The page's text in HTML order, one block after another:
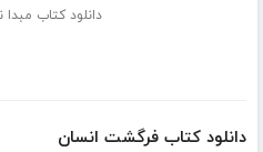
دانلود کتاب مبدا
دانلود کتاب فرگشت انسان